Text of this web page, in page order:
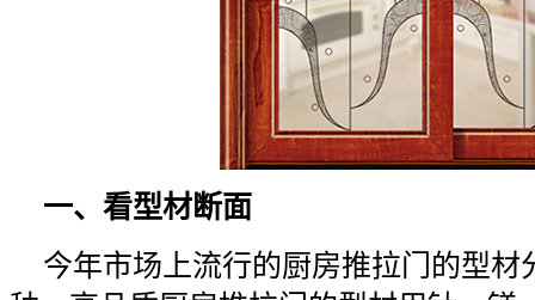
一、看型材断面
今年市场上流行的厨房推拉门的型材